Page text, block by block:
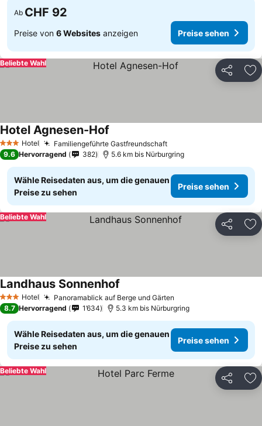
Ab CHF 92
Preise von 6 Websites anzeigen Preise sehen
Teilen
Beliebte Wahl
3 SterneHotel Familiengeführte Gastfreundschaft
Hotel Agnesen-Hof
9.6 Hervorragend 382 5.6 km bis Nürburgring
Wähle Reisedaten aus, um die genauen
Preise zu sehen
Preise sehen
Teilen
Beliebte Wahl
3 SterneHotel Panoramablick auf Berge und Gärten
Landhaus Sonnenhof
8.7 Hervorragend 1’634 5.3 km bis Nürburgring
Wähle Reisedaten aus, um die genauen
Preise zu sehen
Preise sehen
Teilen
Beliebte Wahl